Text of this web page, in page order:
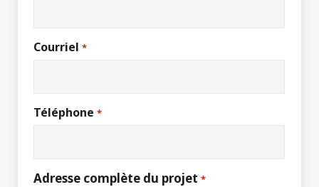
Courriel *
Téléphone *
Adresse complète du projet *